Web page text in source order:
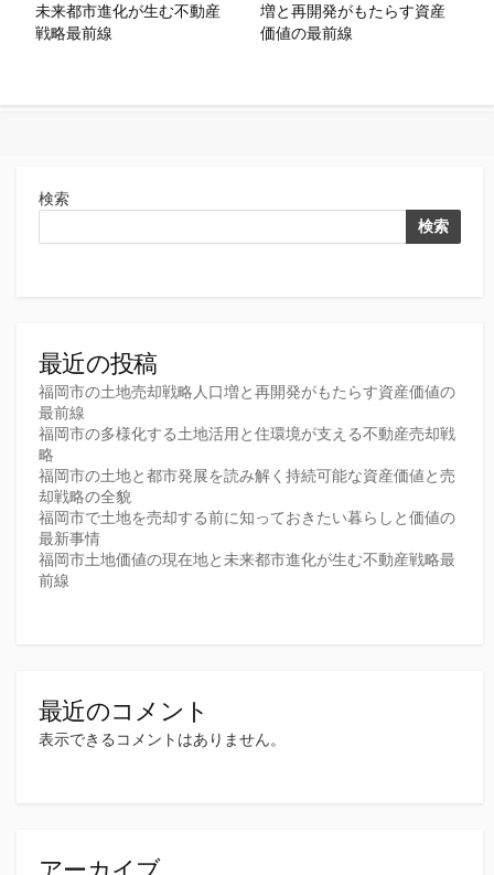
未来都市進化が生む不動産
戦略最前線
増と再開発がもたらす資産
価値の最前線
検索
検索
最近の投稿
福岡市の土地売却戦略人口増と再開発がもたらす資産価値の
最前線
福岡市の多様化する土地活用と住環境が支える不動産売却戦
略
福岡市の土地と都市発展を読み解く持続可能な資産価値と売
却戦略の全貌
福岡市で土地を売却する前に知っておきたい暮らしと価値の
最新事情
福岡市土地価値の現在地と未来都市進化が生む不動産戦略最
前線
最近のコメント
表示できるコメントはありません。